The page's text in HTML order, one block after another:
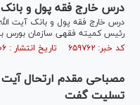
درس خارج فقه پول و بانک
درس خارج فقه پول و بانک آیت
رئیس کمیته فقهی سازمان بورس
کد خبر: ۶۵۹۷۶۲ تاریخ انتشار : ۱۳۹۹/۰۷/۰۶
مصباحی مقدم ارتحال آیت
تسلیت گفت